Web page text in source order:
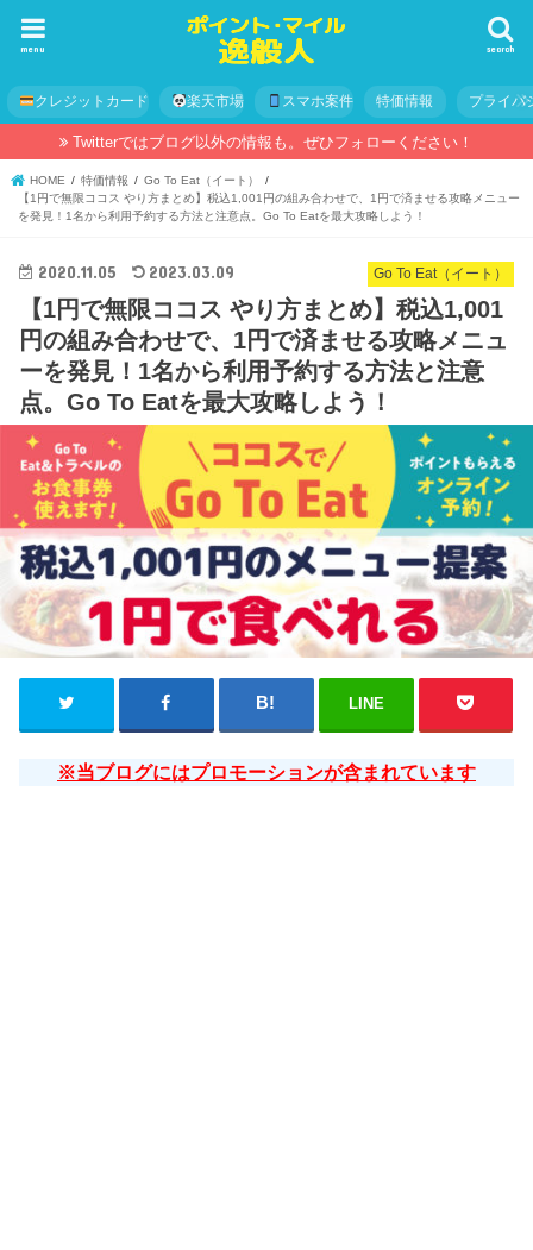
search
menu
クレジットカード 楽天市場 スマホ案件 特価情報 プライバ
Twitterではブログ以外の情報も。ぜひフォローください！
HOME 特価情報
Go To Eat（イート）
【1円で無限ココス やり方まとめ】税込1,001円の組み合わせで、1円で済ませる攻略メニュー
を発見！1名から利用予約する方法と注意点。Go To Eatを最大攻略しよう！
Go To Eat（イート）
2020.11.05 2023.03.09
【1円で無限ココス やり方まとめ】税込1,001
円の組み合わせで、1円で済ませる攻略メニュ
ーを発見！1名から利用予約する方法と注意
点。Go To Eatを最大攻略しよう！
LINE
※当ブログにはプロモーションが含まれています